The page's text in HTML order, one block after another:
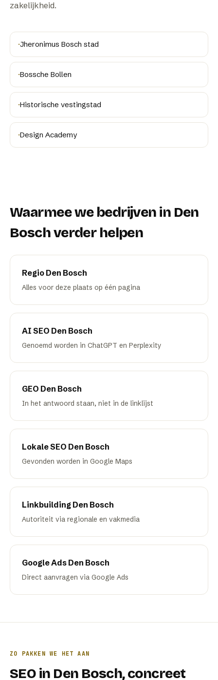
zakelijkheid.
·Jheronimus Bosch stad
·Bossche Bollen
·Historische vestingstad
·Design Academy
Waarmee we bedrijven in Den
Boschverder helpen
Regio Den Bosch
Alles voor deze plaats op één pagina
AI SEO Den Bosch
Genoemd worden in ChatGPT en Perplexity
GEO Den Bosch
In het antwoord staan, niet in de linklijst
Lokale SEO Den Bosch
Gevonden worden in Google Maps
Linkbuilding Den Bosch
Autoriteit via regionale en vakmedia
Google Ads Den Bosch
Direct aanvragen via Google Ads
ZO PAKKEN WE HET AAN
SEO in Den Bosch, concreet